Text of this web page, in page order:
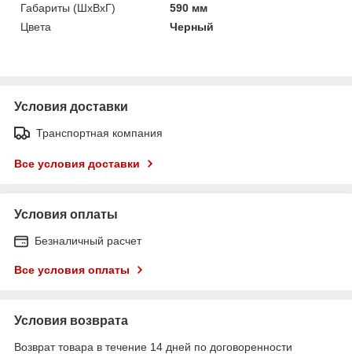
Габариты (ШхВхГ)
590 мм
Цвета
Черный
Условия доставки
Транспортная компания
Все условия доставки
Условия оплаты
Безналичный расчет
Все условия оплаты
Условия возврата
Возврат товара в течение 14 дней по договоренности